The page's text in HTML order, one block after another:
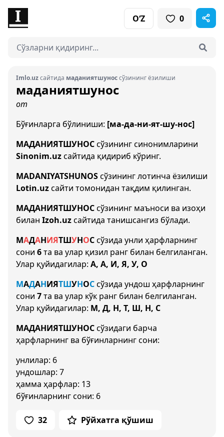
O‘Z 0
Imlo.uzсайтида маданиятшуноссўзининг ёзилиши
маданиятшунос
от
Бўғинларга бўлиниши: [ма-да-ни-ят-шу-нос]
МАДАНИЯТШУНОСсўзининг синонимларини
Sinonim.uzсайтида қидириб кўринг.
MADANIYATSHUNOSсўзининг лотинча ёзилиши
Lotin.uzсайти томонидан тақдим қилинган.
МАДАНИЯТШУНОСсўзининг маъноси ва изоҳи
билан Izoh.uzсайтида танишсангиз бўлади.
МАДАНИЯТШУНОСсўзида унли ҳарфларнинг
сони 6та ва улар қизил ранг билан белгиланган.
Улар қуйидагилар: А, А, И, Я, У, О
МАДАНИЯТШУНОСсўзида ундош ҳарфларнинг
сони 7та ва улар кўк ранг билан белгиланган.
Улар қуйидагилар: М, Д, Н, Т, Ш, Н, С
МАДАНИЯТШУНОСсўзидаги барча
ҳарфларнинг ва бўғинларнинг сони:
унлилар: 6
ундошлар: 7
ҳамма ҳарфлар: 13
бўғинларнинг сони: 6
32 Рўйхатга қўшиш